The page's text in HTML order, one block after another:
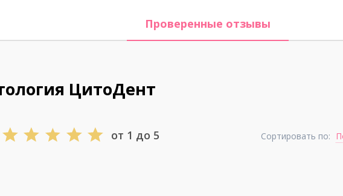
Проверенные отзывы
ЦитоДент
от 1 до 5 Сортировать по: